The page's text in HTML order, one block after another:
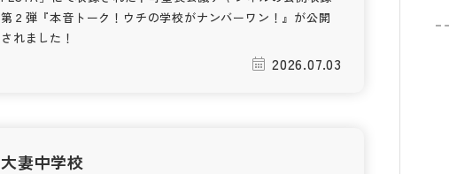
第２弾『本音トーク！ウチの学校がナンバーワン！』が公開
されました！
2026.07.03
大妻中学校